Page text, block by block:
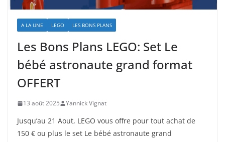
A LA UNE LEGO LES BONS PLANS
Les Bons Plans LEGO: Set Le
bébé astronaute grand format
OFFERT
13 août 2025 Yannick Vignat
Jusqu’au 21 Aout, LEGO vous offre pour tout achat de
150 € ou plus le set Le bébé astronaute grand